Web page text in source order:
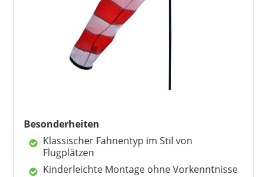
SCHMIDTLER WINDSACK
58,00 €*
Besonderheiten
Klassischer Fahnentyp im Stil von
Flugplätzen
Kinderleichte Montage ohne Vorkenntnisse